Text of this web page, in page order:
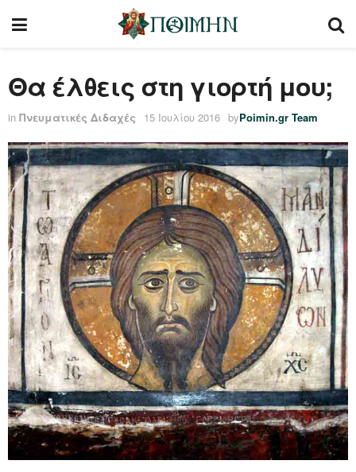
Θα έλθεις στη γιορτή μου;
in Πνευματικές Διδαχές 15 Ιουλίου 2016 byPoimin.gr Team